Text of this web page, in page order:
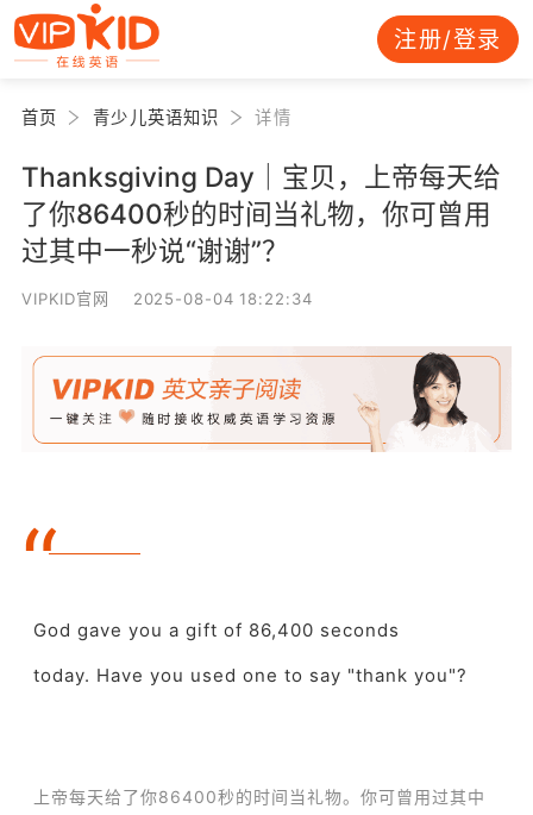
注册/登录
首页 青少儿英语知识 详情
Thanksgiving Day｜宝贝，上帝每天给
了你86400秒的时间当礼物，你可曾用
过其中一秒说“谢谢”？
VIPKID官网 2025-08-04 18:22:34
“
God gave you a gift of 86,400 seconds
today. Have you used one to say "thank you"?
上帝每天给了你86400秒的时间当礼物。 你可曾用过其中